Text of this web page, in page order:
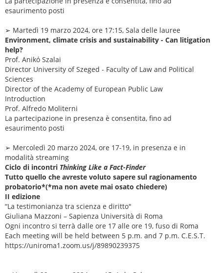
esaurimento posti
➢ Martedì 19 marzo 2024, ore 17:15, Sala delle lauree
Environment, climate crisis and sustainability - Can litigation
help?
Prof. Anikó Szalai
Director University of Szeged - Faculty of Law and Political
Sciences
Director of the Academy of European Public Law
Introduction
Prof. Alfredo Moliterni
La partecipazione in presenza è consentita, fino ad
esaurimento posti
➢ Mercoledì 20 marzo 2024, ore 17-19, in presenza e in
modalità streaming
Ciclo di incontri Thinking Like a Fact-Finder
Tutto quello che avreste voluto sapere sul ragionamento
probatorio*(*ma non avete mai osato chiedere)
II edizione
“La testimonianza tra scienza e diritto"
Giuliana Mazzoni – Sapienza Università di Roma
Ogni incontro si terrà dalle ore 17 alle ore 19, fuso di Roma
Each meeting will be held between 5 p.m. and 7 p.m. C.E.S.T.
https://uniroma1.zoom.us/j/89890239375